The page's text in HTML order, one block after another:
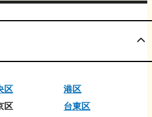
区
港区
区
台東区